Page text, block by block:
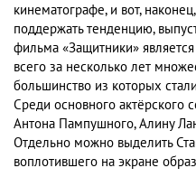
кинематографе, и вот,
поддержать тенденцию,
фильма «Защитники»
всего за несколько лет
большинство из которых
Среди основного актёрского
Антона Пампушного, Алину
Отдельно можно выделить
воплотившего на экране